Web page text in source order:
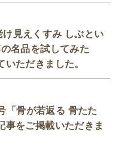
け見えくすみ しぶとい
名品を試してみた
ただきました。
「骨が若返る 骨たた
事をご掲載いただきま